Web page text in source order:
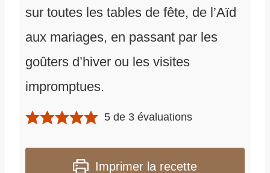
sur toutes les tables de fête, de l’Aïd
aux mariages, en passant par les
goûters d’hiver ou les visites
impromptues.
5 de 3 évaluations
Imprimer la recette